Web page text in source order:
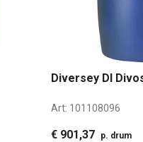
Diversey DI
Art: 101108096
€ 901,37 p. drum